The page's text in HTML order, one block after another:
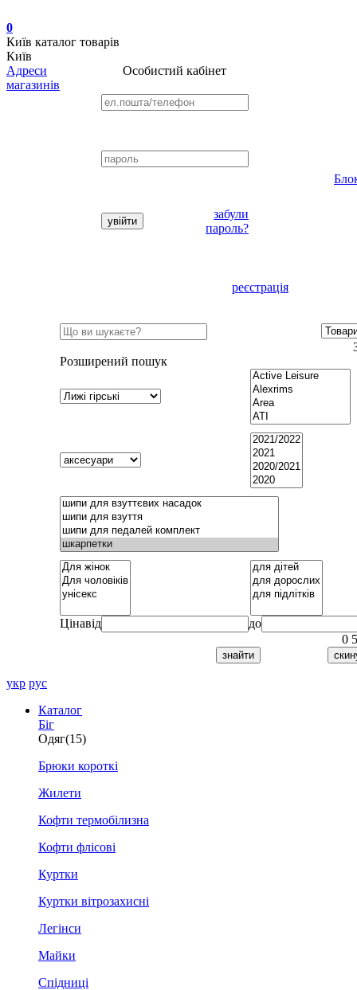
0
Київ каталог товарів
Київ
Адреси
магазинів
Особистий кабінет
забули
пароль?
реєстрація
Розширений пошук
Цінавід
до
0
укр рус
Каталог
Біг
Одяг(15)
Брюки короткі
Жилети
Кофти термобілизна
Кофти флісові
Куртки
Куртки вітрозахисні
Легінси
Майки
Спідниці